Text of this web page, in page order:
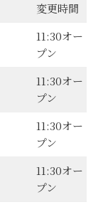
変更時間
11:30オー
プン
11:30オー
プン
11:30オー
プン
11:30オー
プン